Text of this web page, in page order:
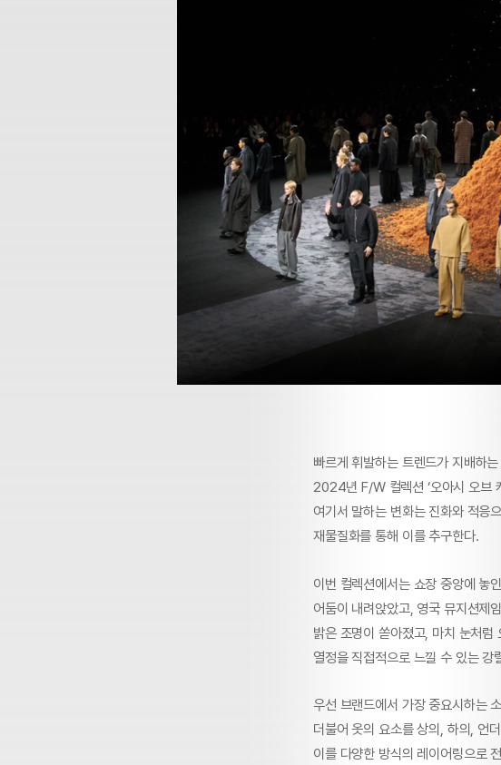
빠르게 휘발하는 트렌드가 지배하
2024년 F/W 컬렉션 ‘오아시 오브
여기서 말하는 변화는 진화와 적응
재물질화를 통해 이를 추구한다.
이번 컬렉션에서는 쇼장 중앙에 놓
어둠이 내려앉았고, 영국 뮤지션제
밝은 조명이 쏟아졌고, 마치 눈처럼
열정을 직접적으로 느낄 수 있는 강
우선 브랜드에서 가장 중요시하는
더불어 옷의 요소를 상의, 하의, 언
이를 다양한 방식의 레이어링으로